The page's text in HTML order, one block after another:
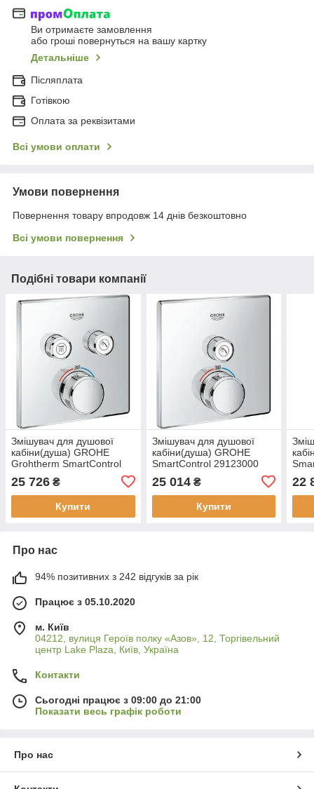
Ви отримаєте замовлення
або гроші повернуться на вашу картку
Детальніше
Післяплата
Готівкою
Оплата за реквізитами
Всі умови оплати
Умови повернення
Повернення товару впродовж 14 днів безкоштовно
Всі умови повернення
Подібні товари компанії
Змішувач для душової
кабіни(душа) GROHE
Grohtherm SmartControl
25 726 ₴
Купити
Змішувач для душової
кабіни(душа) GROHE
SmartControl 29123000
25 014₴
Купити
22
Про нас
94% позитивних з 242 відгуків за рік
Працює з 05.10.2020
м. Київ
04212, вулиця Героїв полку «Азов», 12, Торгівельний
центр Lake Plaza, Київ, Україна
Контакти
Сьогодні працює з 09:00 до 21:00
Показати весь графік роботи
Про нас